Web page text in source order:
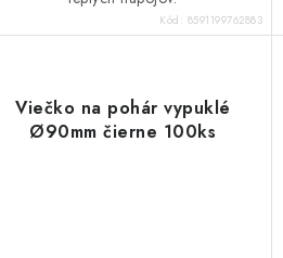
Kód: 8591199762883
Viečko na pohár vypuklé
Ø90mm čierne 100ks